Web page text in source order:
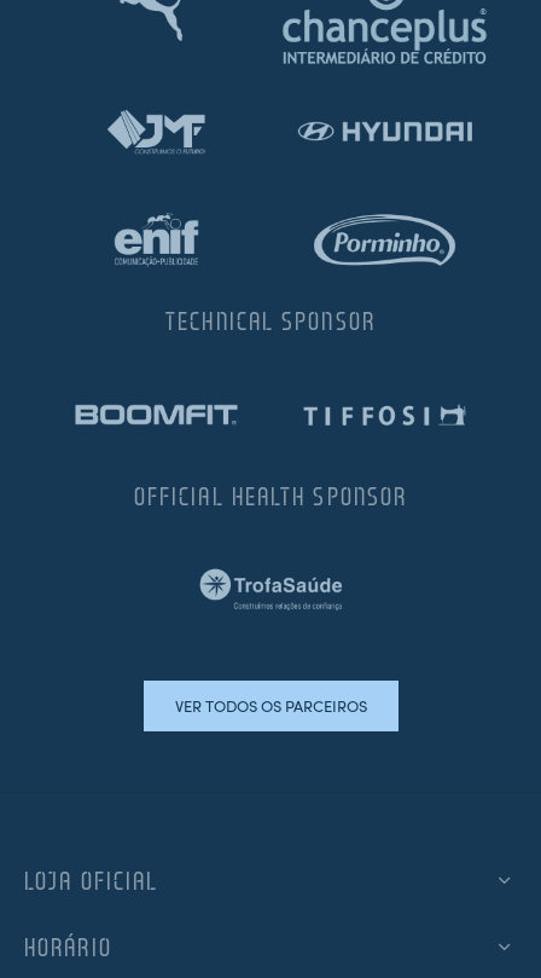
TECHNICAL SPONSOR
OFFICIAL HEALTH SPONSOR
VER TODOS OS PARCEIROS
LOJA OFICIAL
HORÁRIO